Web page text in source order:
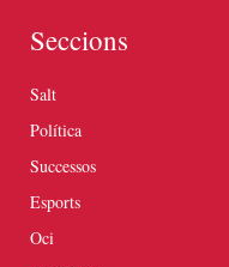
Seccions
Salt
Política
Successos
Esports
Oci